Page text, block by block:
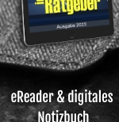
ADAC
Daurada
Aufl.m. zahlr.
Skizzen u.